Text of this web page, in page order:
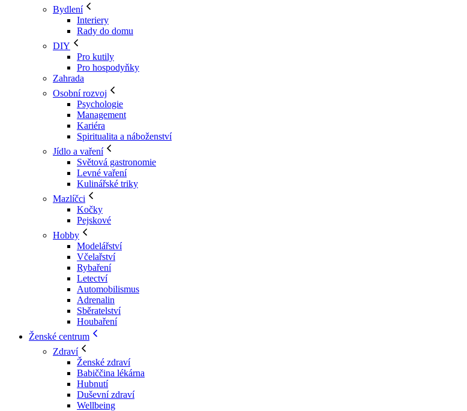
Bydlení
Interiery
Rady do domu
DIY
Pro kutily
Pro hospodyňky
Zahrada
Osobní rozvoj
Psychologie
Management
Kariéra
Spiritualita a náboženství
Jídlo a vaření
Světová gastronomie
Levné vaření
Kulinářské triky
Mazlíčci
Kočky
Pejskové
Hobby
Modelářství
Včelařství
Rybaření
Letectví
Automobilismus
Adrenalin
Sběratelství
Houbaření
Ženské centrum
Zdraví
Ženské zdraví
Babiččina lékárna
Hubnutí
Duševní zdraví
Wellbeing